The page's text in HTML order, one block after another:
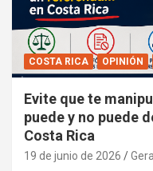
COSTA RICA OPINIÓN
Evite que te
puede y no puede
Costa Rica
19 de junio de 2026